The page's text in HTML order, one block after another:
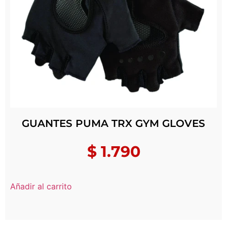
GUANTES PUMA TRX GYM GLOVES
$1.790
Añadir al carrito